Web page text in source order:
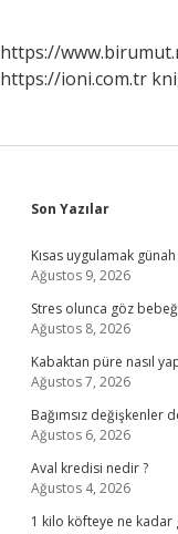
https://
https://ioni.com.tr
Sidebar
Son Yazılar
Kısas uygulamak günah
Ağustos 9, 2026
Stres olunca göz
Ağustos 8, 2026
Kabaktan püre nasıl
Ağustos 7, 2026
Bağımsız değişkenler
Ağustos 6, 2026
Aval kredisi nedir ?
Ağustos 4, 2026
1 kilo köfteye ne kadar